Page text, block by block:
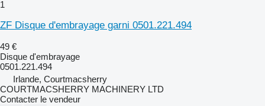
1
ZF Disque d'embrayage garni 0501.221.494
49 €
Disque d'embrayage
0501.221.494
Irlande, Courtmacsherry
COURTMACSHERRY MACHINERY LTD
Contacter le vendeur